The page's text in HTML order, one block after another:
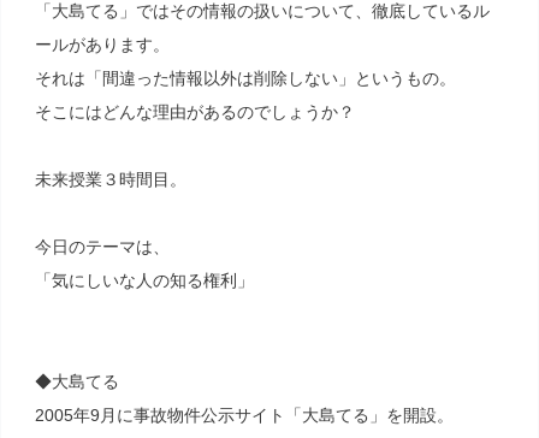
「大島てる」ではその情報の扱いについて、徹底しているル
ールがあります。
それは「間違った情報以外は削除しない」というもの。
そこにはどんな理由があるのでしょうか？
未来授業３時間目。
今日のテーマは、
「気にしいな人の知る権利」
◆大島てる
2005年9月に事故物件公示サイト「大島てる」を開設。